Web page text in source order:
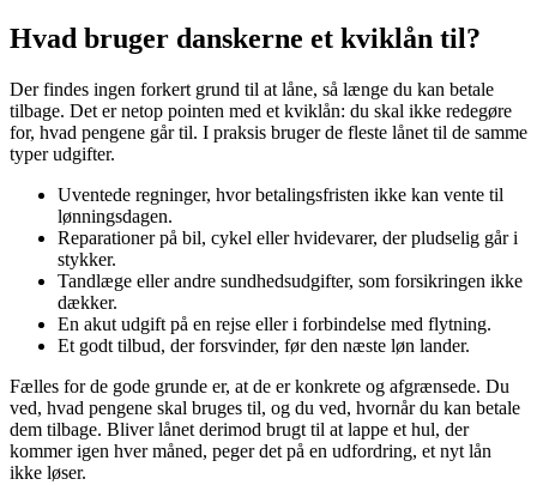
Hvad bruger danskerne et kviklån til?
Der findes ingen forkert grund til at låne, så længe du kan betale
tilbage. Det er netop pointen med et kviklån: du skal ikke redegøre
for, hvad pengene går til. I praksis bruger de fleste lånet til de samme
typer udgifter.
Uventede regninger, hvor betalingsfristen ikke kan vente til
lønningsdagen.
Reparationer på bil, cykel eller hvidevarer, der pludselig går i
stykker.
Tandlæge eller andre sundhedsudgifter, som forsikringen ikke
dækker.
En akut udgift på en rejse eller i forbindelse med flytning.
Et godt tilbud, der forsvinder, før den næste løn lander.
Fælles for de gode grunde er, at de er konkrete og afgrænsede. Du
ved, hvad pengene skal bruges til, og du ved, hvornår du kan betale
dem tilbage. Bliver lånet derimod brugt til at lappe et hul, der
kommer igen hver måned, peger det på en udfordring, et nyt lån
ikke løser.